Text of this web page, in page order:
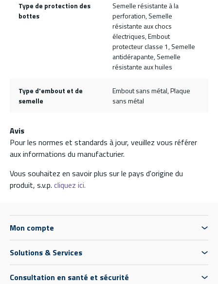
Type de protection des
bottes
Semelle résistante à la
perforation, Semelle
résistante aux chocs
électriques, Embout
protecteur classe 1, Semelle
antidérapante, Semelle
résistante aux huiles
Type d'embout et de
semelle
Embout sans métal, Plaque
sans métal
Avis
Pour les normes et standards à jour, veuillez vous référer
aux informations du manufacturier.
Vous souhaitez en savoir plus sur le pays d'origine du
produit, s.v.p. cliquez ici.
Mon compte
Solutions & Services
Consultation en santé et sécurité